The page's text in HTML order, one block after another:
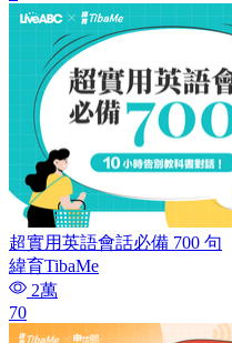
超實用英語會話必備 700 句
緯育TibaMe
2萬
70